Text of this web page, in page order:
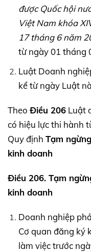
được Quốc hội
Việt Nam khóa
17 tháng 6 năm
từ ngày 01 tháng
Luật Doanh
kể từ ngày Luật
Theo Điều 206 Luật
có hiệu lực thi hành
Quy định Tạm
kinh doanh
Điều 206. Tạm
kinh doanh
Doanh nghiệp
Cơ quan đăng ký
làm việc trước